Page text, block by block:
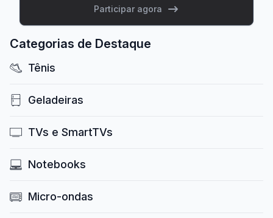
Participar agora
Categorias de Destaque
Tênis
Geladeiras
TVs e SmartTVs
Notebooks
Micro-ondas